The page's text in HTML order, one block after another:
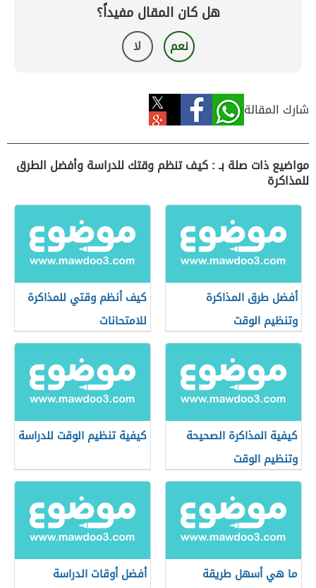
هل كان المقال مفيداً؟
نعم لا
شارك المقالة
مواضيع ذات صلة بـ : كيف تنظم وقتك للدراسة وأفضل الطرق
للمذاكرة
أفضل طرق المذاكرة
وتنظيم الوقت
كيف أنظم وقتي للمذاكرة
للامتحانات
كيفية المذاكرة الصحيحة
وتنظيم الوقت
كيفية تنظيم الوقت للدراسة
ما هي أسهل طريقة
أفضل أوقات الدراسة